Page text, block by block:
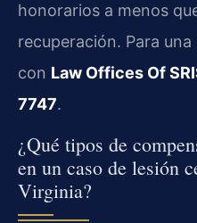
honorarios a menos
recuperación. Para
con Law Offices Of
7747.
¿Qué tipos de
en un caso de lesión
Virginia?